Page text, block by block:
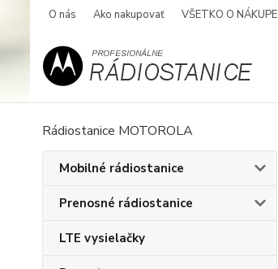
O nás Ako nakupovať VŠETKO O NÁKUPE
Rádiostanice MOTOROLA
Mobilné rádiostanice
Prenosné rádiostanice
LTE vysielačky